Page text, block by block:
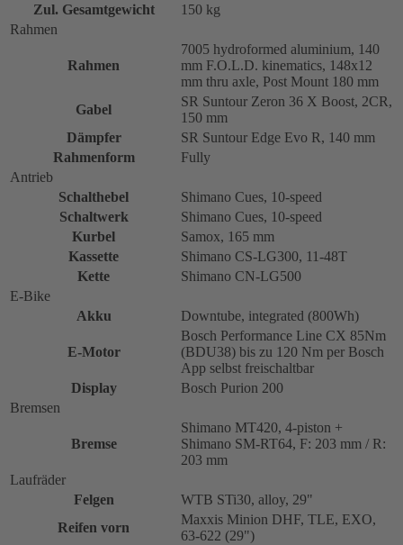
Zul. Gesamtgewicht
150 kg
Rahmen
Rahmen
7005 hydroformed aluminium, 140
mm F.O.L.D. kinematics, 148x12
mm thru axle, Post Mount 180 mm
Gabel
SR Suntour Zeron 36 X Boost, 2CR,
150 mm
Dämpfer
SR Suntour Edge Evo R, 140 mm
Rahmenform
Fully
Antrieb
Schalthebel
Shimano Cues, 10-speed
Schaltwerk
Shimano Cues, 10-speed
Kurbel
Samox, 165 mm
Kassette
Shimano CS-LG300, 11-48T
Kette
Shimano CN-LG500
E-Bike
Akku
Downtube, integrated (800Wh)
E-Motor
Bosch Performance Line CX 85Nm
(BDU38) bis zu 120 Nm per Bosch
App selbst freischaltbar
Display
Bosch Purion 200
Bremsen
Bremse
Shimano MT420, 4-piston +
Shimano SM-RT64, F: 203 mm / R:
203 mm
Laufräder
Felgen
WTB STi30, alloy, 29"
Reifen vorn
Maxxis Minion DHF, TLE, EXO,
63-622 (29")